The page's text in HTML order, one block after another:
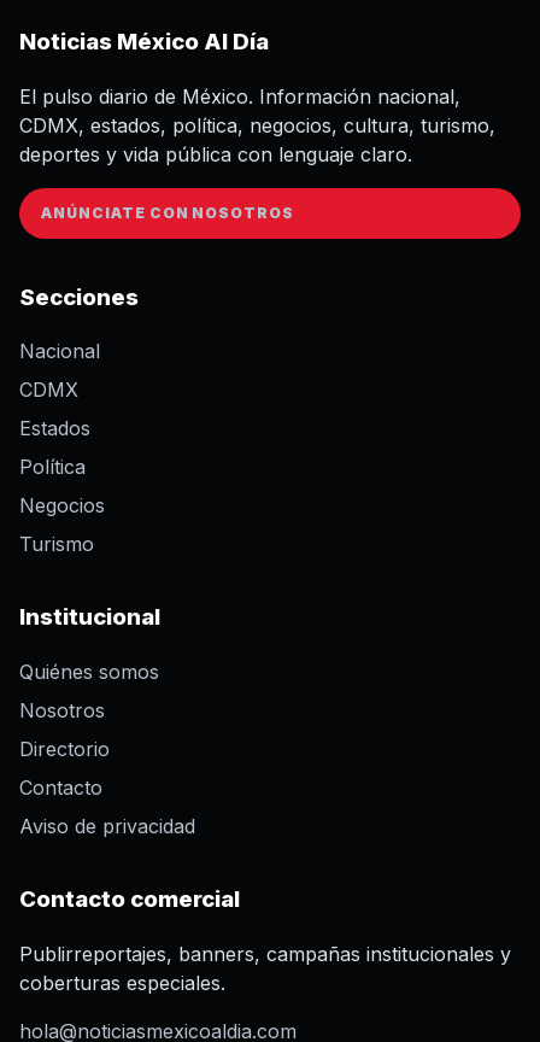
Noticias México Al Día
El pulso diario de México. Información nacional,
CDMX, estados, política, negocios, cultura, turismo,
deportes y vida pública con lenguaje claro.
ANÚNCIATE CON NOSOTROS
Secciones
Nacional
CDMX
Estados
Política
Negocios
Turismo
Institucional
Quiénes somos
Nosotros
Directorio
Contacto
Aviso de privacidad
Contacto comercial
Publirreportajes, banners, campañas institucionales y
coberturas especiales.
hola@noticiasmexicoaldia.com